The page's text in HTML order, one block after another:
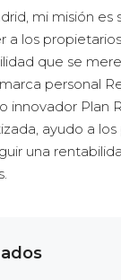
mi misión es
a los
que se
personal
innovador Plan
ayudo a
una